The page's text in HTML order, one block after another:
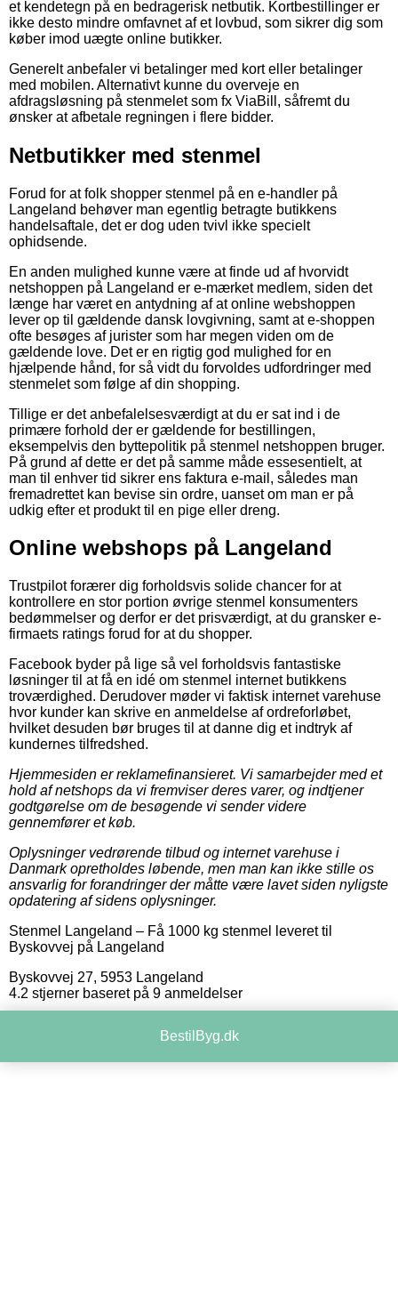
et kendetegn på en bedragerisk netbutik. Kortbestillinger er
ikke desto mindre omfavnet af et lovbud, som sikrer dig som
køber imod uægte online butikker.
Generelt anbefaler vi betalinger med kort eller betalinger
med mobilen. Alternativt kunne du overveje en
afdragsløsning på stenmelet som fx ViaBill, såfremt du
ønsker at afbetale regningen i flere bidder.
Netbutikker med stenmel
Forud for at folk shopper stenmel på en e-handler på
Langeland behøver man egentlig betragte butikkens
handelsaftale, det er dog uden tvivl ikke specielt
ophidsende.
En anden mulighed kunne være at finde ud af hvorvidt
netshoppen på Langeland er e-mærket medlem, siden det
længe har været en antydning af at online webshoppen
lever op til gældende dansk lovgivning, samt at e-shoppen
ofte besøges af jurister som har megen viden om de
gældende love. Det er en rigtig god mulighed for en
hjælpende hånd, for så vidt du forvoldes udfordringer med
stenmelet som følge af din shopping.
Tillige er det anbefalelsesværdigt at du er sat ind i de
primære forhold der er gældende for bestillingen,
eksempelvis den byttepolitik på stenmel netshoppen bruger.
På grund af dette er det på samme måde essesentielt, at
man til enhver tid sikrer ens faktura e-mail, således man
fremadrettet kan bevise sin ordre, uanset om man er på
udkig efter et produkt til en pige eller dreng.
Online webshops på Langeland
Trustpilot forærer dig forholdsvis solide chancer for at
kontrollere en stor portion øvrige stenmel konsumenters
bedømmelser og derfor er det prisværdigt, at du gransker e-
firmaets ratings forud for at du shopper.
Facebook byder på lige så vel forholdsvis fantastiske
løsninger til at få en idé om stenmel internet butikkens
troværdighed. Derudover møder vi faktisk internet varehuse
hvor kunder kan skrive en anmeldelse af ordreforløbet,
hvilket desuden bør bruges til at danne dig et indtryk af
kundernes tilfredshed.
Hjemmesiden er reklamefinansieret. Vi samarbejder med et
hold af netshops da vi fremviser deres varer, og indtjener
godtgørelse om de besøgende vi sender videre
gennemfører et køb.
Oplysninger vedrørende tilbud og internet varehuse i
Danmark opretholdes løbende, men man kan ikke stille os
ansvarlig for forandringer der måtte være lavet siden nyligste
opdatering af sidens oplysninger.
Stenmel Langeland – Få 1000 kg stenmel leveret til
Byskovvej på Langeland
Byskovvej 27, 5953 Langeland
4.2 stjerner baseret på 9 anmeldelser
BestilByg.dk